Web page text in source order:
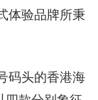
体验品牌所秉
码头的香港海